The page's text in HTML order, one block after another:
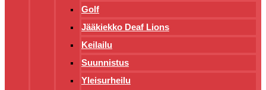
Golf
Jääkiekko Deaf Lions
Keilailu
Suunnistus
Yleisurheilu